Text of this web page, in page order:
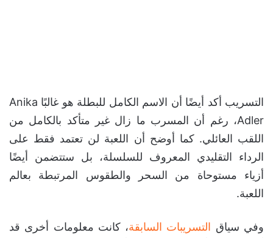
التسريب أكد أيضًا أن الاسم الكامل للبطلة هو غالبًا Anika
Adler، رغم أن المسرب ما زال غير متأكد بالكامل من
اللقب العائلي. كما أوضح أن اللعبة لن تعتمد فقط على
الرداء التقليدي المعروف للسلسلة، بل ستتضمن أيضًا
أزياء مستوحاة من السحر والطقوس المرتبطة بعالم
اللعبة.
وفي سياق التسريبات السابقة، كانت معلومات أخرى قد